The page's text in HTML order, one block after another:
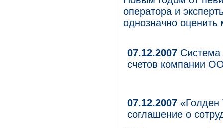
оператора и
однозначно
07.12.2007 Система
счетов компании
07.12.2007 «Голден
соглашение о